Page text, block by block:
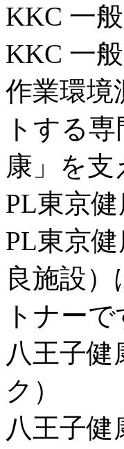
KKC 一
KKC 一
作業環境
トする
康」を支
PL東京
PL東京
良施設
トナーで
八王子
ク）
八王子